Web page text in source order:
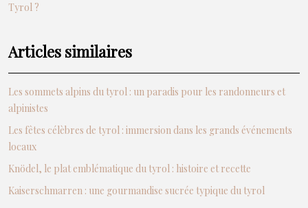
Tyrol ?
Articles similaires
Les sommets alpins du tyrol : un paradis pour les randonneurs et
alpinistes
Les fêtes célèbres de tyrol : immersion dans les grands événements
locaux
Knödel, le plat emblématique du tyrol : histoire et recette
Kaiserschmarren : une gourmandise sucrée typique du tyrol